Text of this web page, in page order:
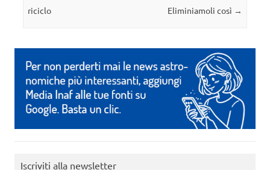
riciclo
Eliminiamoli così →
Iscriviti alla newsletter